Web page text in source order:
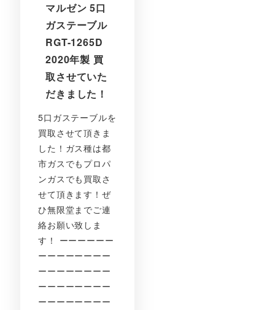
マルゼン 5口
ガステーブル
RGT-1265D
2020年製 買
取させていた
だきました！
5口ガステーブルを
買取させて頂きま
した！ガス種は都
市ガスでもプロパ
ンガスでも買取さ
せて頂きます！ぜ
ひ無限堂までご連
絡お願い致しま
す！ ーーーーーー
ーーーーーーーー
ーーーーーーーー
ーーーーーーーー
ーーーーーーーー